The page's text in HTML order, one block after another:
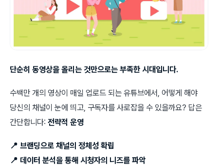
단순히 동영상을 올리는 것만으로는 부족한 시대입니다.
수백만 개의 영상이 매일 업로드 되는 유튜브에서, 어떻게 해야
당신의 채널이 눈에 띄고, 구독자를 사로잡을 수 있을까요? 답은
간단합니다: 전략적 운영
📍 브랜딩으로 채널의 정체성 확립
📍 데이터 분석을 통해 시청자의 니즈를 파악